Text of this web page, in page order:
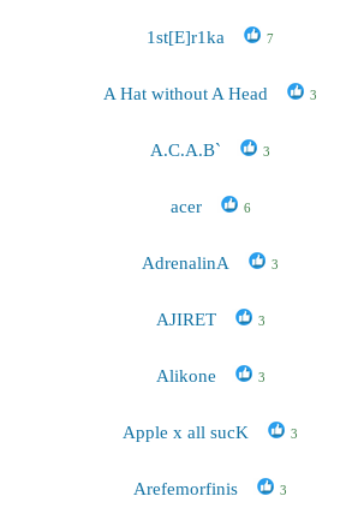
1st[E]r1ka 7
A Hat without A Head 3
A.C.A.B` 3
acer 6
AdrenalinA 3
AJIRET 3
Alikone 3
Apple x all sucK 3
Arefemorfinis 3